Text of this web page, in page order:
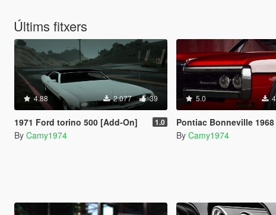
Últims fitxers
4.88 2.077 39
1971 Ford torino 500 [Add-On] 1.0
By Camy1974
5.0
Pontiac Bonneville 1968
By Camy1974